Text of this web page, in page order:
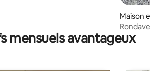
Maison
mensuels avantageux